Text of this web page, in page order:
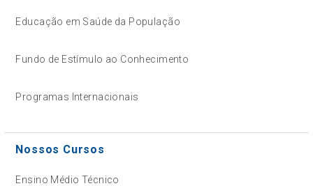
Educação em Saúde da População
Fundo de Estímulo ao Conhecimento
Programas Internacionais
Nossos Cursos
Ensino Médio Técnico